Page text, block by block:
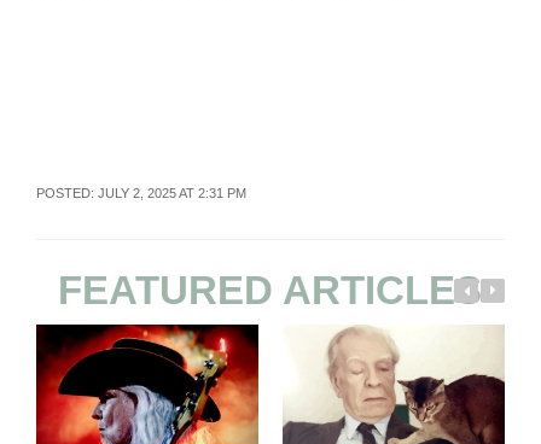
POSTED: JULY 2, 2025 AT 2:31 PM
FEATURED ARTICLES